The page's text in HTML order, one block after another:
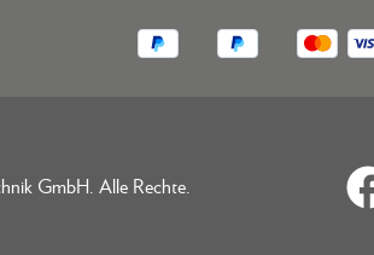
GmbH. Alle Rechte.